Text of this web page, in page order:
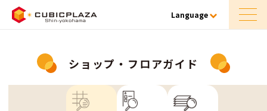
Language
ショップ・フロアガイド